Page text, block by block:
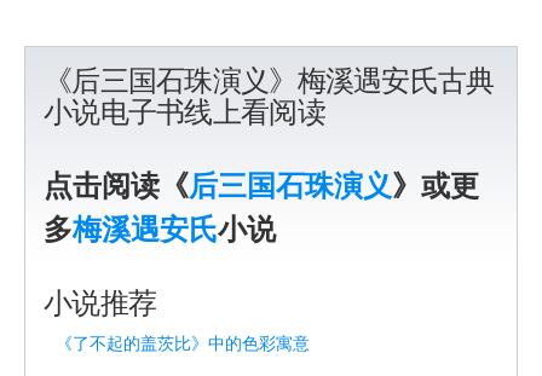
《后三国石珠演义》梅溪遇安氏古典
小说电子书线上看阅读
点击阅读《后三国石珠演义》或更
多梅溪遇安氏小说
小说推荐
《了不起的盖茨比》中的色彩寓意